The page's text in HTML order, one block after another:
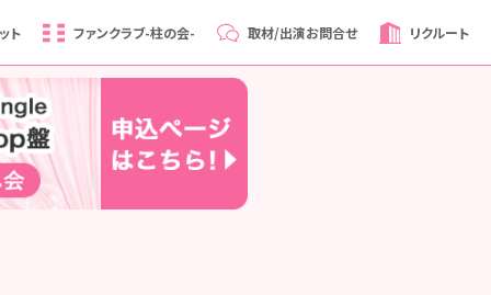
ト ファンクラブ-柱の会- 取材/出演お問合せ リクルート